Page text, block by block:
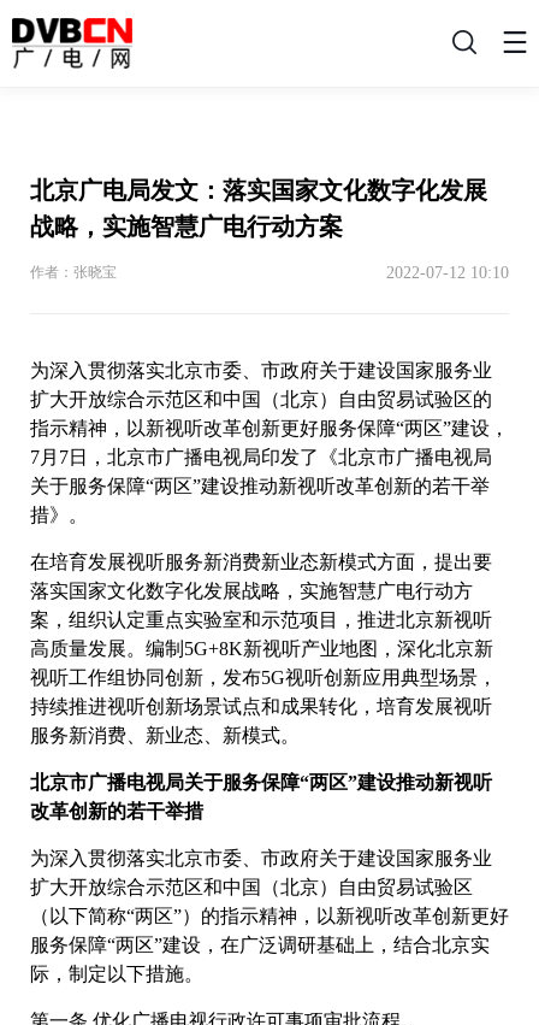
搜
北京广电局发文：落实国家文化数字化发展
战略，实施智慧广电行动方案
作者：张晓宝 2022-07-12 10:10
为深入贯彻落实北京市委、市政府关于建设国家服务业
扩大开放综合示范区和中国（北京）自由贸易试验区的
指示精神，以新视听改革创新更好服务保障“两区”建设，
7月7日，北京市广播电视局印发了《北京市广播电视局
关于服务保障“两区”建设推动新视听改革创新的若干举
措》。
在培育发展视听服务新消费新业态新模式方面，提出要
落实国家文化数字化发展战略，实施智慧广电行动方
案，组织认定重点实验室和示范项目，推进北京新视听
高质量发展。编制5G+8K新视听产业地图，深化北京新
视听工作组协同创新，发布5G视听创新应用典型场景，
持续推进视听创新场景试点和成果转化，培育发展视听
服务新消费、新业态、新模式。
北京市广播电视局关于服务保障“两区”建设推动新视听
改革创新的若干举措
为深入贯彻落实北京市委、市政府关于建设国家服务业
扩大开放综合示范区和中国（北京）自由贸易试验区
（以下简称“两区”）的指示精神，以新视听改革创新更好
服务保障“两区”建设，在广泛调研基础上，结合北京实
际，制定以下措施。